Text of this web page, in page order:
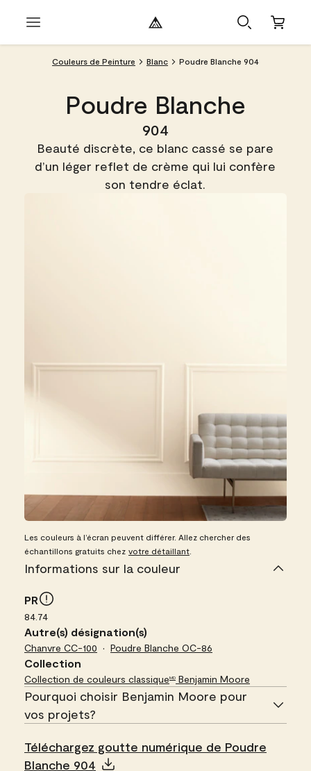
Couleurs de Peinture Blanc Poudre Blanche 904
Poudre Blanche
904
Beauté discrète, ce blanc cassé se pare
d’un léger reflet de crème qui lui confère
son tendre éclat.
Les couleurs à l’écran peuvent différer. Allez chercher des
échantillons gratuits chez votre détaillant
Informations sur la couleur
PR
84.74
Autre(s) désignation(s)
Chanvre CC-100 Poudre Blanche OC-86
Collection
Collection de couleurs classiqueMD Benjamin Moore
Pourquoi choisir Benjamin Moore pour
vos projets?
Téléchargez goutte numérique de Poudre
Blanche 904